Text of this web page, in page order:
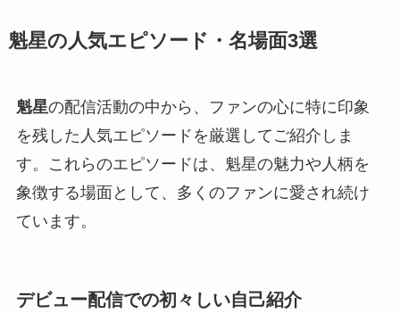
魁星の人気エピソード・名場面3選
魁星の配信活動の中から、ファンの心に特に印象
を残した人気エピソードを厳選してご紹介しま
す。これらのエピソードは、魁星の魅力や人柄を
象徴する場面として、多くのファンに愛され続け
ています。
デビュー配信での初々しい自己紹介